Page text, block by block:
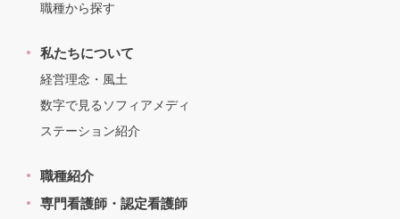
職種から探す
私たちについて
経営理念・風土
数字で見るソフィアメディ
ステーション紹介
職種紹介
専門看護師・認定看護師